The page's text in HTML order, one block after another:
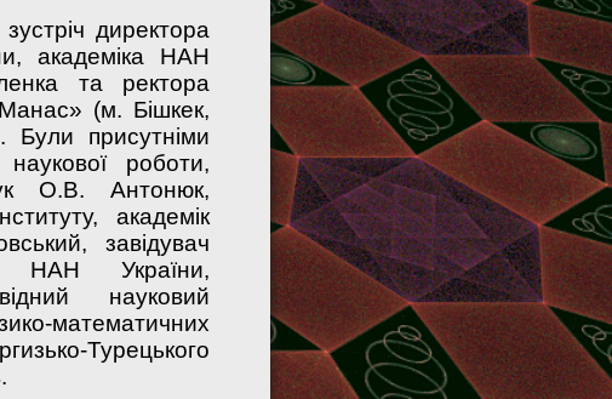
директора
академіка НАН
та ректора
(м. Бішкек,
присутніми
роботи,
О.В. Антонюк,
академік
завідувач
НАН України,
науковий
математичних
Турецького